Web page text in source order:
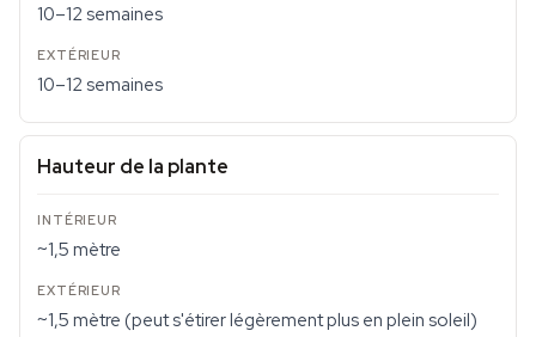
10–12 semaines
10–12 semaines
Hauteur de la plante
~1,5 mètre
~1,5 mètre (peut s'étirer légèrement plus en plein soleil)